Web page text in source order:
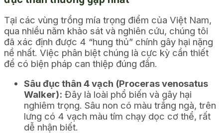
Tại các vùng trồng mía trọng điểm của Việt Nam,
qua nhiều năm khảo sát và nghiên cứu, chúng tôi
đã xác định được 4 “hung thủ” chính gây hại nặng
nề nhất. Việc phân biệt chúng là cực kỳ cần thiết
để có biện pháp can thiệp đúng đắn.
Sâu đục thân 4 vạch (Proceras venosatus
Walker): Đây là loài phổ biến và gây hại
nghiêm trọng. Sâu non có màu trắng ngà, trên
lưng có 4 vạch màu tím chạy dọc cơ thể, rất
dễ nhận biết.